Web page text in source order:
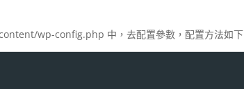
wp-config.php 中，去配置參數，配置方法如下